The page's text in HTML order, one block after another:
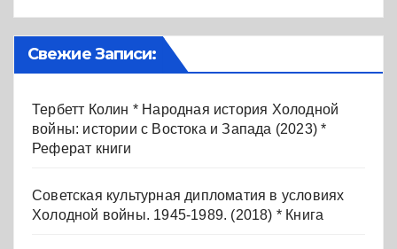
Свежие Записи:
Тербетт Колин * Народная история Холодной
войны: истории с Востока и Запада (2023) *
Реферат книги
Советская культурная дипломатия в условиях
Холодной войны. 1945-1989. (2018) * Книга